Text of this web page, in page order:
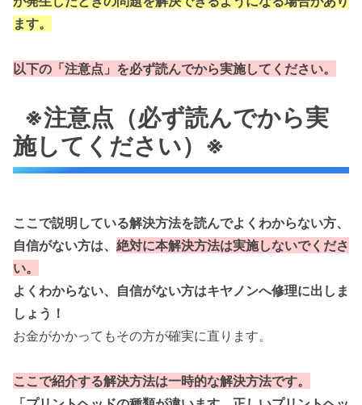
ます。
以下の 「注意点」を必ず読んでから実施してください。
※注意点（必ず読んでから実
施してください）※
ここで説明している解決方法を読んでよくわからない方、
自信がない方は、 絶対に本解決方法は実施しないでくださ
い。
よくわからない、自信がない方はキヤノンへ修理に出しま
しょう！
お金がかかってもその方が確実に直ります。
ここで紹介する解決方法は一時的な解決方法です。